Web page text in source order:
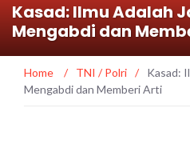
Kasad: Ilmu Adalah
Mengabdi dan
Home / TNI / Polri /
Kasad:
Mengabdi dan Memberi Arti